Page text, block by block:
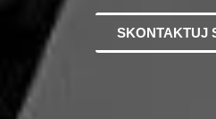
SKONTAKTUJ